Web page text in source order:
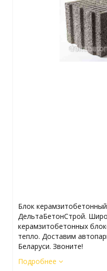
Блок
ДельтаБетонСтрой.
керамзитобетонных
тепло. Доставим
Беларуси. Звоните!
Подробнее